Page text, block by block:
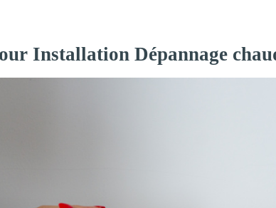
Installation Dépannage